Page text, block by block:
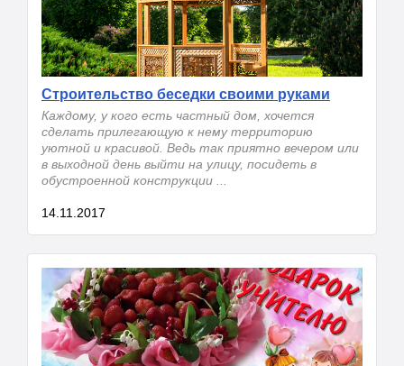
Строительство беседки своими руками
Каждому, у кого есть частный дом, хочется
сделать прилегающую к нему территорию
уютной и красивой. Ведь так приятно вечером или
в выходной день выйти на улицу, посидеть в
обустроенной конструкции ...
14.11.2017